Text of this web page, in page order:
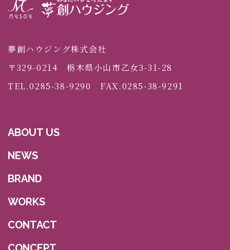
夢創ハウジング株式会社
〒329-0214 栃木県小山市乙女3-31-28
TEL.0285-38-9290 FAX.0285-38-9291
ABOUT US
NEWS
BRAND
WORKS
CONTACT